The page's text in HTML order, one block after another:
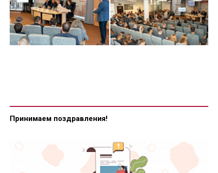
Принимаем поздравления!